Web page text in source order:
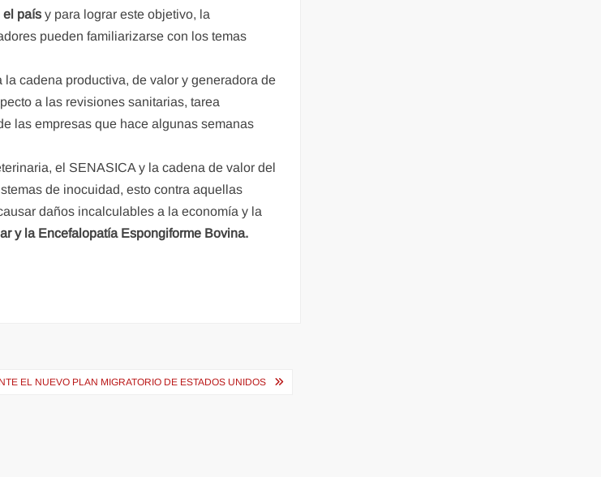
el país y para lograr este objetivo, la
pueden familiarizarse con los temas
cadena productiva, de valor y generadora de
a las revisiones sanitarias, tarea
las empresas que hace algunas semanas
el SENASICA y la cadena de valor del
de inocuidad, esto contra aquellas
daños incalculables a la economía y la
y la Encefalopatía Espongiforme Bovina.
EL NUEVO PLAN MIGRATORIO DE ESTADOS UNIDOS